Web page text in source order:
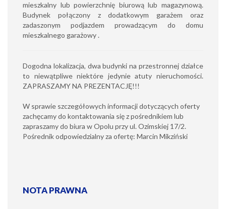
mieszkalny lub powierzchnię biurową lub magazynową.
Budynek połączony z dodatkowym garażem oraz
zadaszonym podjazdem prowadzącym do domu
mieszkalnego garażowy .
Dogodna lokalizacja, dwa budynki na przestronnej działce
to niewątpliwe niektóre jedynie atuty nieruchomości.
ZAPRASZAMY NA PREZENTACJĘ!!!
W sprawie szczegółowych informacji dotyczących oferty
zachęcamy do kontaktowania się z pośrednikiem lub
zapraszamy do biura w Opolu przy ul. Ozimskiej 17/2.
Pośrednik odpowiedzialny za ofertę: Marcin Mikziński
NOTA PRAWNA